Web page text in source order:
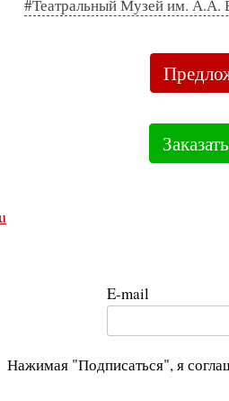
#Театральный Музей им. А.А.
E-mail
Нажимая "Подписаться", я